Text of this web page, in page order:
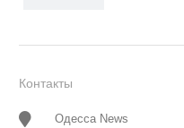
Контакты
Одесса News